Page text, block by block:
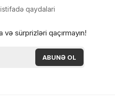
qaydalari
sürprizləri qaçırmayın!